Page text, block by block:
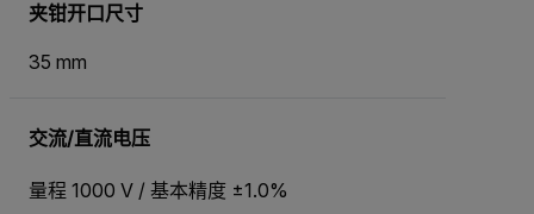
夹钳开口尺寸
35 mm
交流/直流电压
量程 1000 V / 基本精度 ±1.0%